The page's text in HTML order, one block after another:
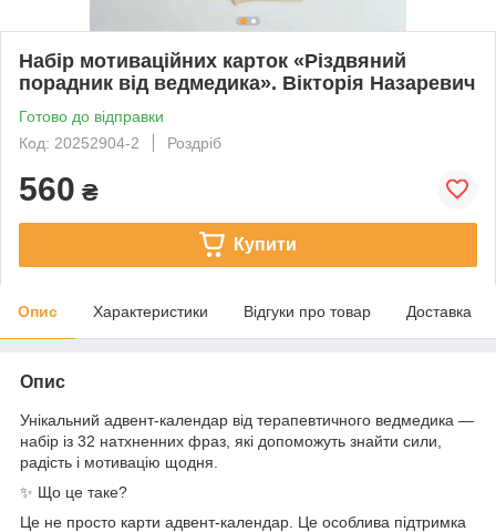
Набір мотиваційних карток «Різдвяний
порадник від ведмедика». Вікторія Назаревич
Готово до відправки
Код: 20252904-2
Роздріб
560 ₴
Купити
Опис Характеристики Відгуки про товар Доставка
Опис
Унікальний адвент-календар від терапевтичного ведмедика —
набір із 32 натхненних фраз, які допоможуть знайти сили,
радість і мотивацію щодня.
✨ Що це таке?
Це не просто карти адвент-календар. Це особлива підтримка